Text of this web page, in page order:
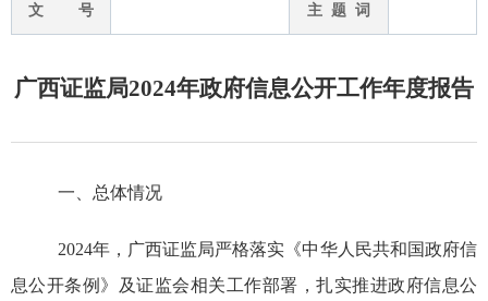
文 号 主 题 词
广西证监局2024年政府信息公开工作年度报告
一、总体情况
2024年，广西证监局严格落实 《中华人民共和国政府信
息公开条例》 及证监会相关工作部署 ，扎实推进政府信息公